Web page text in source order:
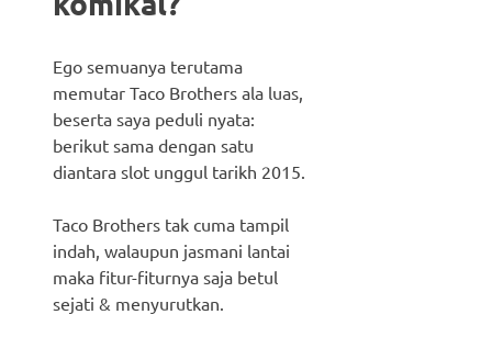
Ego semuanya terutama
memutar Taco Brothers ala luas,
beserta saya peduli nyata:
berikut sama dengan satu
diantara slot unggul tarikh 2015.
Taco Brothers tak cuma tampil
indah, walaupun jasmani lantai
maka fitur-fiturnya saja betul
sejati & menyurutkan.